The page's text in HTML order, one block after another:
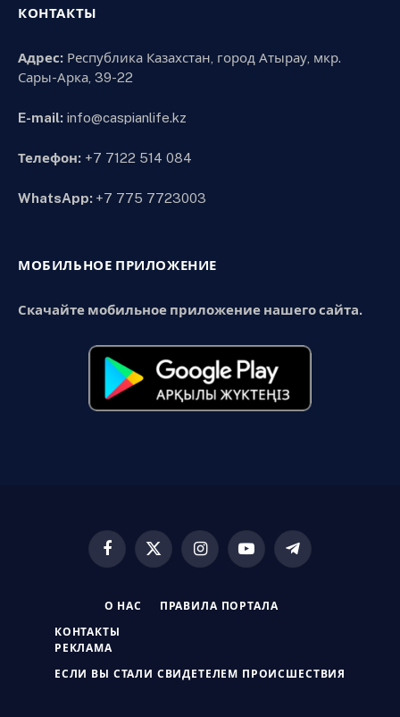
КОНТАКТЫ
Адрес: Республика Казахстан, город Атырау, мкр.
Сары-Арка, 39-22
E-mail: info@caspianlife.kz
Телефон: +7 7122 514 084
WhatsApp: +7 775 7723003
МОБИЛЬНОЕ ПРИЛОЖЕНИЕ
Скачайте мобильное приложение нашего сайта.
Facebook
X
InstagramYouTubeTelegram
О НАС ПРАВИЛА ПОРТАЛА
КОНТАКТЫ
РЕКЛАМА
ЕСЛИ ВЫ СТАЛИ СВИДЕТЕЛЕМ ПРОИСШЕСТВИЯ